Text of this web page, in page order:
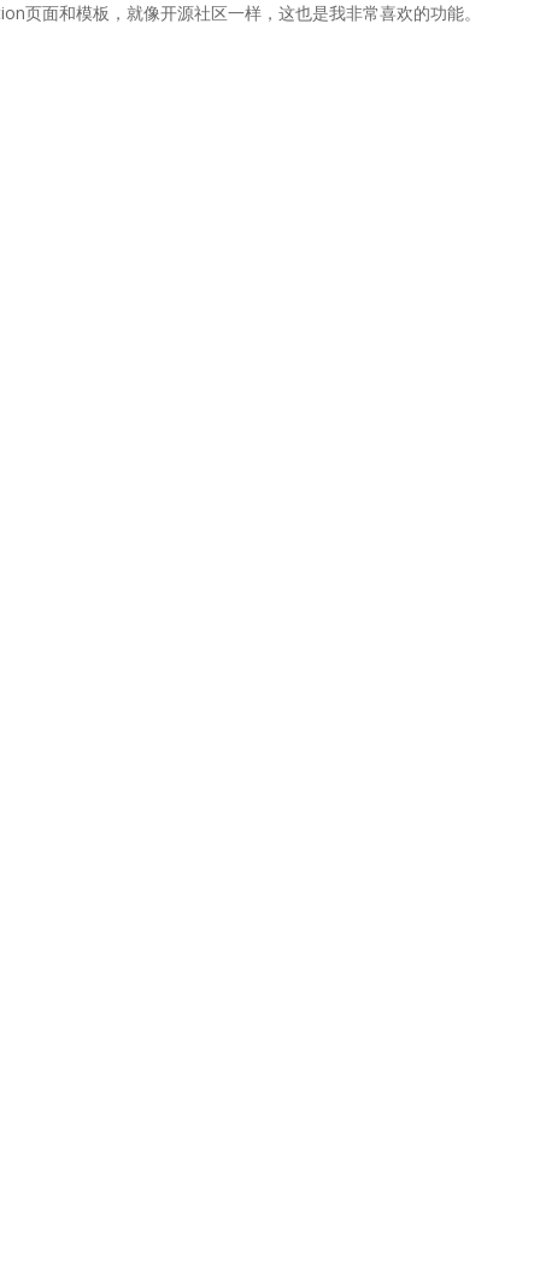
页面和模板，就像开源社区一样，这也是我非常喜欢的功能。